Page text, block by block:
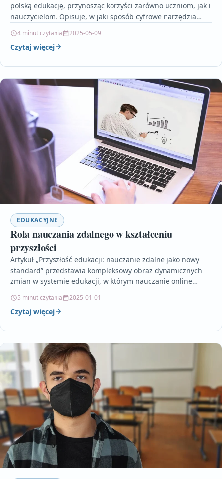
polską edukację, przynosząc korzyści zarówno uczniom, jak i
nauczycielom. Opisuje, w jaki sposób cyfrowe narzędzia
4 minut czytania 2025-05-09
Czytaj więcej
EDUKACYJNE
Rola nauczania zdalnego w kształceniu
przyszłości
Artykuł „Przyszłość edukacji: nauczanie zdalne jako nowy
standard” przedstawia kompleksowy obraz dynamicznych
zmian w systemie edukacji, w którym nauczanie online
5 minut czytania 2025-01-01
Czytaj więcej